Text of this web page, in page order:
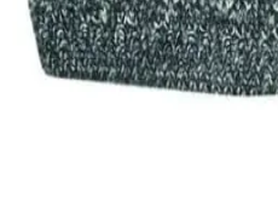
Ανδρικό σκουφί με